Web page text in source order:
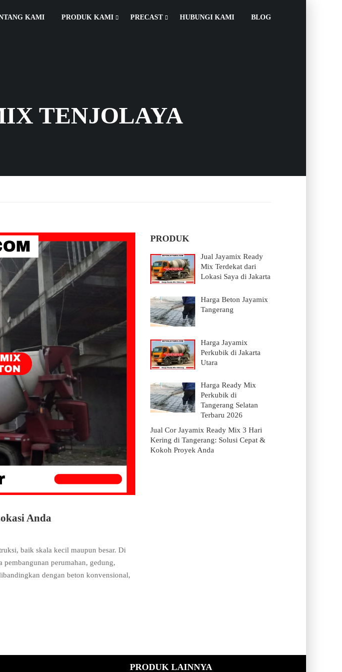
KAMI PRODUK KAMI PRECAST HUBUNGI KAMI BLOG
TENJOLAYA
Anda
baik skala kecil maupun besar. Di
perumahan, gedung,
dengan beton konvensional,
PRODUK
Jual Jayamix Ready
Mix Terdekat dari
Lokasi Saya di Jakarta
Harga Beton Jayamix
Tangerang
Harga Jayamix
Perkubik di Jakarta
Utara
Harga Ready Mix
Perkubik di
Tangerang Selatan
Terbaru 2026
Jual Cor Jayamix Ready Mix 3 Hari
Kering di Tangerang: Solusi Cepat &
Kokoh Proyek Anda
PRODUK LAINNYA